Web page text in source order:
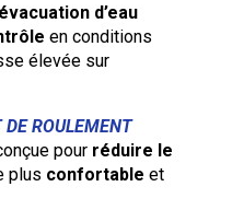
évacuation d’eau
en conditions
élevée sur
ROULEMENT
pour réduire le
plus confortable et